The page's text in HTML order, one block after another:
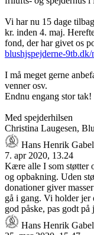
Vi har nu 15 dage
kr. inden 4. maj.
fond, der har givet os
blushjspejderne-
I må meget gerne
venner osv.
Endnu engang stor tak!
Med spejderhilsen
Christina Laugesen,
Hans Henrik
7. apr 2020, 13.24
Kære alle I som støtter
og opbakning. Uden
donationer giver
gå i gang. Vi holder jer
god påske, pas godt
Hans Henrik